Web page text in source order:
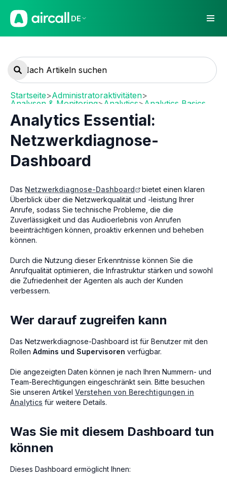
DE
Startseite>Administratoraktivitäten>
Analysen & Monitoring> Analytics> Analytics Basics
Analytics Essential:
Netzwerkdiagnose-
Dashboard
Das Netzwerkdiagnose-Dashboard
bietet einen klaren
Überblick über die Netzwerkqualität und -leistung Ihrer
Anrufe, sodass Sie technische Probleme, die die
Zuverlässigkeit und das Audioerlebnis von Anrufen
beeinträchtigen können, proaktiv erkennen und beheben
können.
Durch die Nutzung dieser Erkenntnisse können Sie die
Anrufqualität optimieren, die Infrastruktur stärken und sowohl
die Zufriedenheit der Agenten als auch der Kunden
verbessern.
Wer darauf zugreifen kann
Das Netzwerkdiagnose-Dashboard ist für Benutzer mit den
Rollen Admins und Supervisoren verfügbar.
Die angezeigten Daten können je nach Ihren Nummern- und
Team-Berechtigungen eingeschränkt sein. Bitte besuchen
Sie unseren Artikel Verstehen von Berechtigungen in
Analytics für weitere Details.
Was Sie mit diesem Dashboard tun
können
Dieses Dashboard ermöglicht Ihnen: